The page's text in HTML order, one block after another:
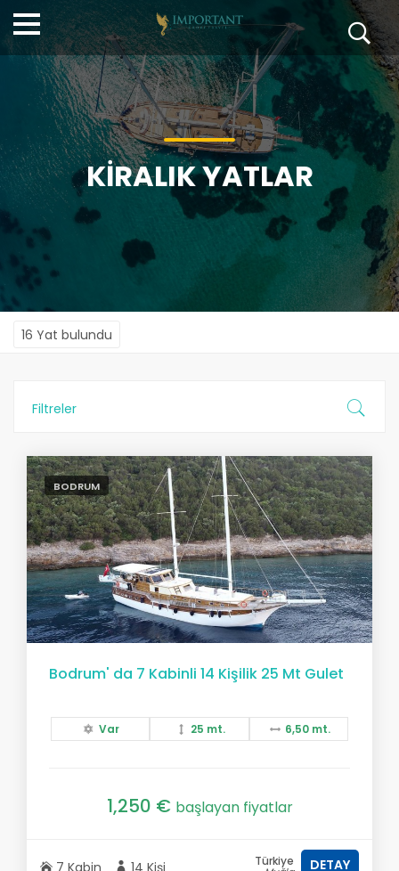
KİRALIK YATLAR
16 Yat bulundu
Filtreler
BODRUM
Bodrum' da 7 Kabinli 14 Kişilik 25 Mt Gulet
Var 25 mt. 6,50 mt.
1,250 € başlayan fiyatlar
7 Kabin 14 Kişi Türkiye DETAY